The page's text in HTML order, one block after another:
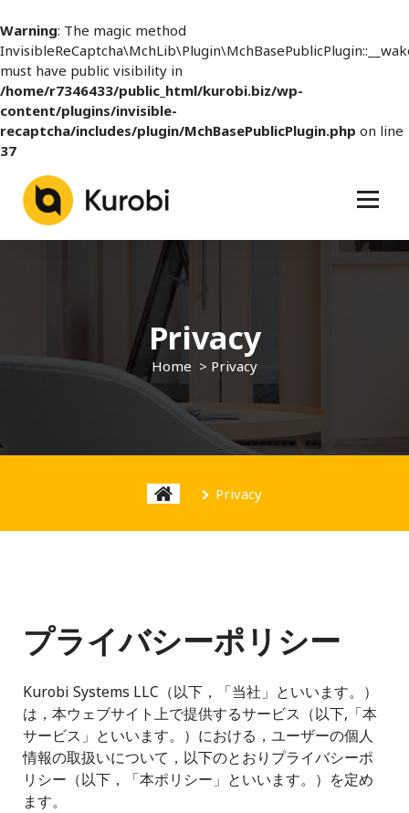
Warning: The magic method
must have public visibility in
/home/r7346433/public_html/kurobi.biz/wp-
content/plugins/invisible-
recaptcha/includes/plugin/MchBasePublicPlugin.php on line
37
Privacy
Home > Privacy
Privacy
プライバシーポリシー
Kurobi Systems LLC（以下，「当社」といいます。）
は，本ウェブサイト上で提供するサービス（以下,「本
サービス」といいます。）における，ユーザーの個人
情報の取扱いについて，以下のとおりプライバシーポ
リシー（以下，「本ポリシー」といいます。）を定め
ます。